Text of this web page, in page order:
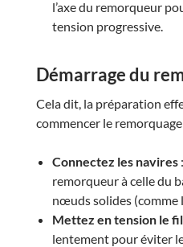
l’axe du remorqueur
tension progressive.
Démarrage du
Cela dit, la préparation
commencer le remorquage
Connectez les navires
remorqueur à celle du
nœuds solides (comme
Mettez en tension le
lentement pour éviter